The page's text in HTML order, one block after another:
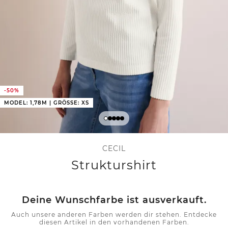
-50%
MODEL: 1,78M | GRÖSSE: XS
CECIL
Strukturshirt
Deine Wunschfarbe ist ausverkauft.
Auch unsere anderen Farben werden dir stehen. Entdecke
diesen Artikel in den vorhandenen Farben.